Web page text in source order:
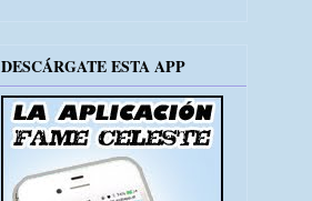
DESCÁRGATE ESTA APP